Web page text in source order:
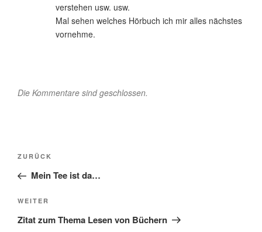
verstehen usw. usw.
Mal sehen welches Hörbuch ich mir alles nächstes
vornehme.
Die Kommentare sind geschlossen.
Beitragsnavigation
Vorheriger
Beitrag
ZURÜCK
Mein Tee ist da…
Nächster
Beitrag
WEITER
Zitat zum Thema Lesen von Büchern